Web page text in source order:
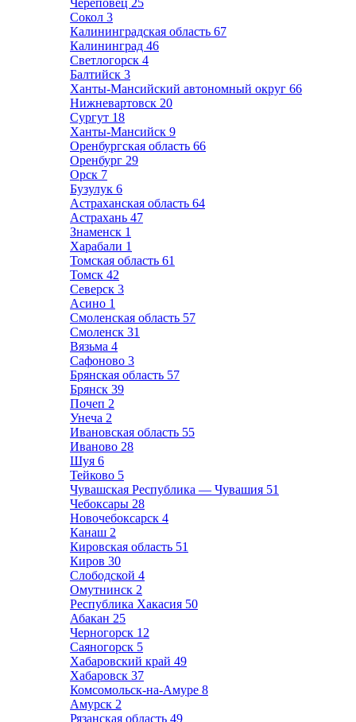
Череповец 25
Сокол 3
Калининградская область 67
Калининград 46
Светлогорск 4
Балтийск 3
Ханты-Мансийский автономный округ 66
Нижневартовск 20
Сургут 18
Ханты-Мансийск 9
Оренбургская область 66
Оренбург 29
Орск 7
Бузулук 6
Астраханская область 64
Астрахань 47
Знаменск 1
Харабали 1
Томская область 61
Томск 42
Северск 3
Асино 1
Смоленская область 57
Смоленск 31
Вязьма 4
Сафоново 3
Брянская область 57
Брянск 39
Почеп 2
Унеча 2
Ивановская область 55
Иваново 28
Шуя 6
Тейково 5
Чувашская Республика — Чувашия 51
Чебоксары 28
Новочебоксарск 4
Канаш 2
Кировская область 51
Киров 30
Слободской 4
Омутнинск 2
Республика Хакасия 50
Абакан 25
Черногорск 12
Саяногорск 5
Хабаровский край 49
Хабаровск 37
Комсомольск-на-Амуре 8
Амурск 2
Рязанская область 49